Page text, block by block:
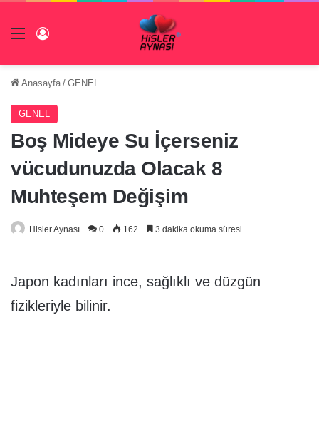
Menü
Anasayfa / GENEL
GENEL
Boş Mideye Su İçerseniz
vücudunuzda Olacak 8
Muhteşem Değişim
Hisler Aynası 0 162 3 dakika okuma süresi
Japon kadınları ince, sağlıklı ve düzgün
fizikleriyle bilinir.